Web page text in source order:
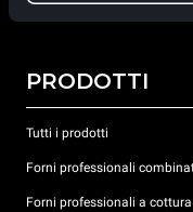
PRODOTTI
Tutti i prodotti
Forni professionali
Forni professionali a